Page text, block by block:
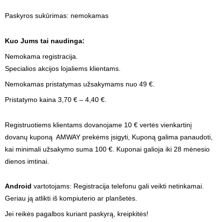
Paskyros sukūrimas: nemokamas
Kuo Jums tai naudinga:
Nemokama registracija.
Specialios akcijos lojaliems klientams.
Nemokamas pristatymas užsakymams nuo 49 €.
Pristatymo kaina 3,70 € – 4,40 €.
Registruotiems klientams dovanojame 10 € vertės vienkartinį
dovanų kuponą AMWAY prekėms įsigyti, Kuponą galima panaudoti,
kai minimali užsakymo suma 100 €. Kuponai galioja iki 28 mėnesio
dienos imtinai.
Android vartotojams: Registracija telefonu gali veikti netinkamai.
Geriau ją atlikti iš kompiuterio ar planšetės.
Jei reikės pagalbos kuriant paskyrą, kreipkitės!